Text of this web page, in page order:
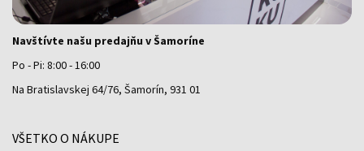
Navštívte našu predajňu v Šamoríne
Po - Pi: 8:00 - 16:00
Na Bratislavskej 64/76, Šamorín, 931 01
VŠETKO O NÁKUPE